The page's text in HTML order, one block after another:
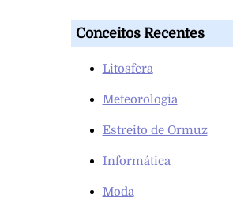
Conceitos Recentes
Litosfera
Meteorologia
Estreito de Ormuz
Informática
Moda